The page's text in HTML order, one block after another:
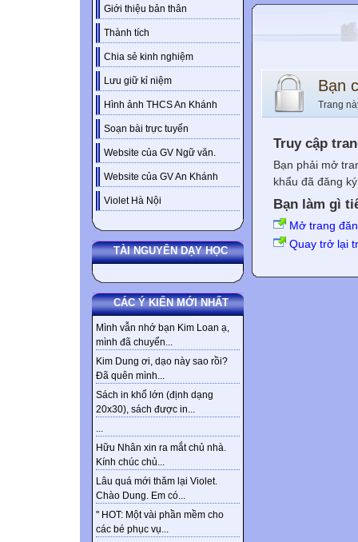
Giới thiệu bản thân
Thành tích
Chia sẻ kinh nghiệm
Lưu giữ kỉ niệm
Hình ảnh THCS An Khánh
Soạn bài trực tuyến
Website của GV Ngữ văn.
Website của GV An Khánh
Violet Hà Nội
TÀI NGUYÊN DẠY HỌC
CÁC Ý KIẾN MỚI NHẤT
Mình vẫn nhớ bạn Kim Loan ạ,
mình đã chuyển...
Kim Dung ơi, dạo này sao rồi?
Đã quên mình...
Sách in khổ lớn (định dạng
20x30), sách được in...
...
Hữu Nhân xin ra mắt chủ nhà.
Kính chúc chủ...
Lâu quá mới thăm lại Violet.
Chào Dung. Em có...
" HOT: Một vài phần mềm cho
các bé phục vụ...
Bạn
Trang
Truy cập
Bạn phải mở
khẩu đã đăng
Bạn làm gì
Mở trang
Quay trở lại